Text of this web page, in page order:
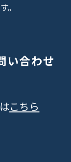
。
い合わせ
こちら